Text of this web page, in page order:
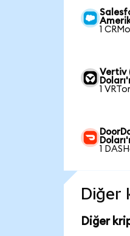
1
Vertiv
1
1
Diğer
Diğer